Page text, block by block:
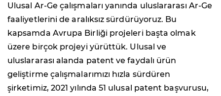
Ulusal Ar-Ge çalışmaları yanında uluslararası Ar-Ge
faaliyetlerini de aralıksız sürdürüyoruz. Bu
kapsamda Avrupa Birliği projeleri başta olmak
üzere birçok projeyi yürüttük. Ulusal ve
uluslararası alanda patent ve faydalı ürün
geliştirme çalışmalarımızı hızla sürdüren
şirketimiz, 2021 yılında 51 ulusal patent başvurusu,